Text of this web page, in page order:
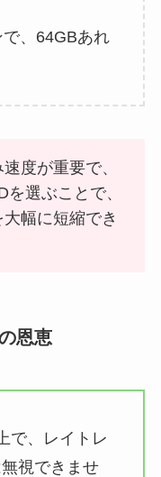
、64GBあれ
度が重要で、
選ぶことで、
幅に短縮でき
恩恵
で、レイトレ
視できませ